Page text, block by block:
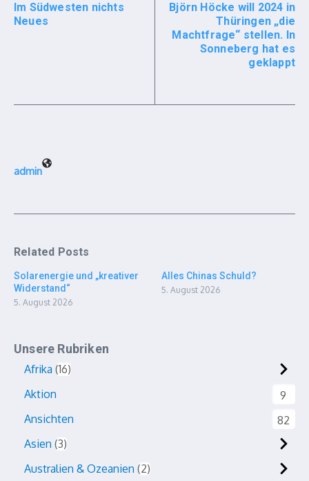
Im Südwesten nichts
Neues
Björn Höcke will 2024 in
Thüringen „die
Machtfrage“ stellen. In
Sonneberg hat es
geklappt
admin
Related Posts
Solarenergie und „kreativer
Widerstand“
5. August 2026
Alles Chinas Schuld?
5. August 2026
Unsere Rubriken
Afrika 16
Aktion
9
Ansichten
82
Asien 3
Australien & Ozeanien 2